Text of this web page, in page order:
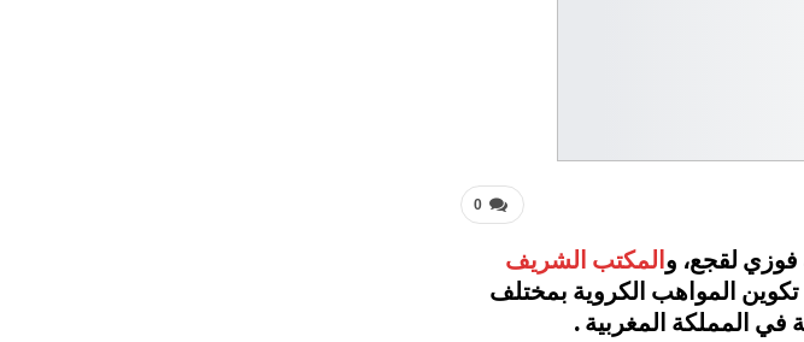
0
فوزي لقجع، والمكتب الشريف
المواهب الكروية بمختلف
في المملكة المغربية .